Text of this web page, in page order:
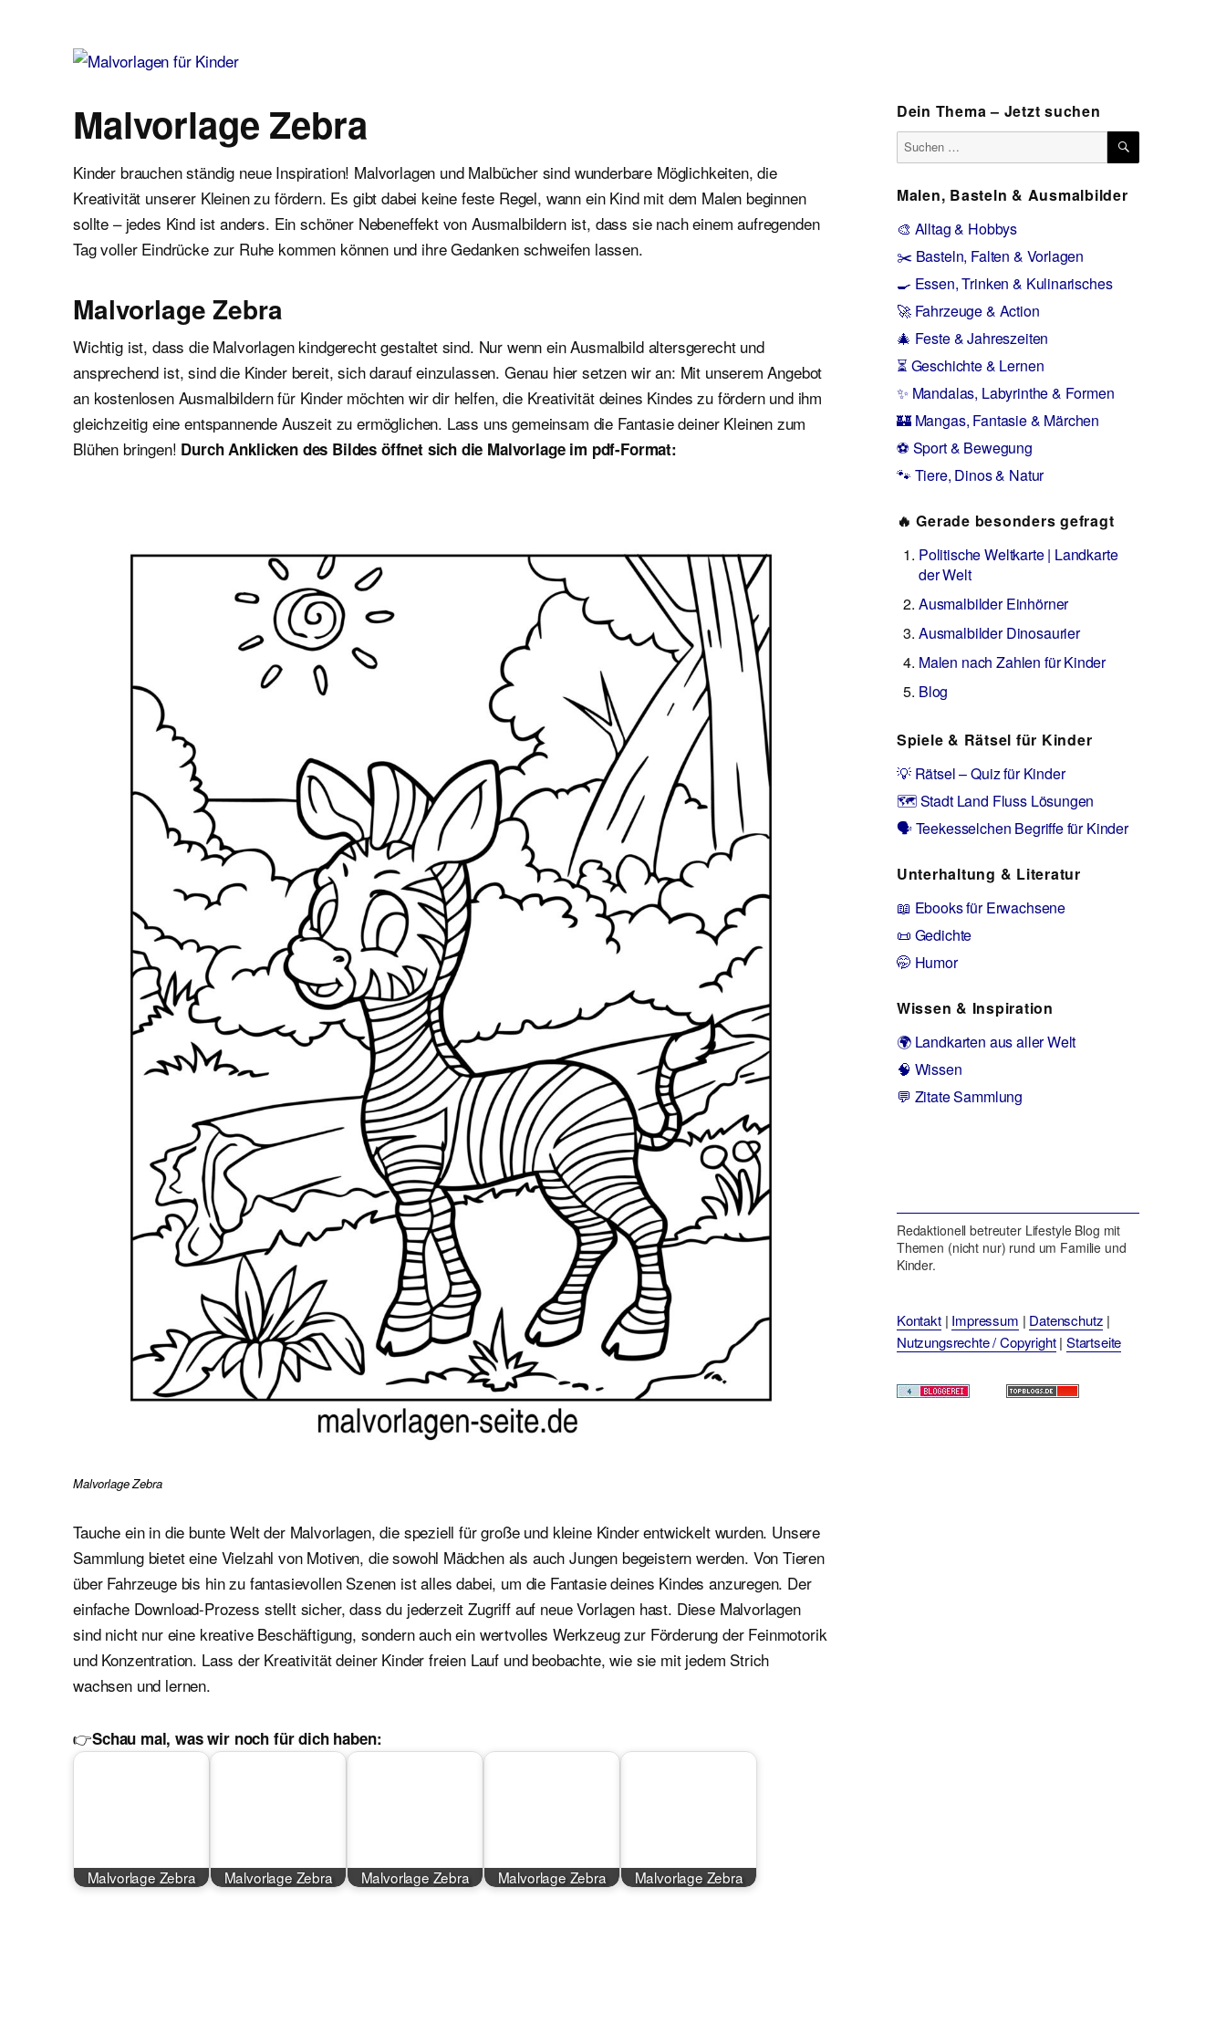
Malvorlage Zebra
Kinder brauchen ständig neue Inspiration! Malvorlagen und Malbücher sind wunderbare Möglichkeiten, die
Kreativität unserer Kleinen zu fördern. Es gibt dabei keine feste Regel, wann ein Kind mit dem Malen beginnen
sollte – jedes Kind ist anders. Ein schöner Nebeneffekt von Ausmalbildern ist, dass sie nach einem aufregenden
Tag voller Eindrücke zur Ruhe kommen können und ihre Gedanken schweifen lassen.
Malvorlage Zebra
Wichtig ist, dass die Malvorlagen kindgerecht gestaltet sind. Nur wenn ein Ausmalbild altersgerecht und
ansprechend ist, sind die Kinder bereit, sich darauf einzulassen. Genau hier setzen wir an: Mit unserem Angebot
an kostenlosen Ausmalbildern für Kinder möchten wir dir helfen, die Kreativität deines Kindes zu fördern und ihm
gleichzeitig eine entspannende Auszeit zu ermöglichen. Lass uns gemeinsam die Fantasie deiner Kleinen zum
Blühen bringen! Durch Anklicken des Bildes öffnet sich die Malvorlage im pdf-Format:
Malvorlage Zebra
Tauche ein in die bunte Welt der Malvorlagen, die speziell für große und kleine Kinder entwickelt wurden. Unsere
Sammlung bietet eine Vielzahl von Motiven, die sowohl Mädchen als auch Jungen begeistern werden. Von Tieren
über Fahrzeuge bis hin zu fantasievollen Szenen ist alles dabei, um die Fantasie deines Kindes anzuregen. Der
einfache Download-Prozess stellt sicher, dass du jederzeit Zugriff auf neue Vorlagen hast. Diese Malvorlagen
sind nicht nur eine kreative Beschäftigung, sondern auch ein wertvolles Werkzeug zur Förderung der Feinmotorik
und Konzentration. Lass der Kreativität deiner Kinder freien Lauf und beobachte, wie sie mit jedem Strich
wachsen und lernen.
👉Schau mal, was wir noch für dich haben:
Malvorlage Zebra Malvorlage Zebra Malvorlage Zebra Malvorlage Zebra Malvorlage Zebra
Dein Thema – Jetzt suchen
Suchen
nach:
SUCHEN
Malen, Basteln & Ausmalbilder
🎨 Alltag & Hobbys
✂️ Basteln, Falten & Vorlagen
🍳 Essen, Trinken & Kulinarisches
🚀 Fahrzeuge & Action
🎄 Feste & Jahreszeiten
⏳ Geschichte & Lernen
✨ Mandalas, Labyrinthe & Formen
🏰 Mangas, Fantasie & Märchen
⚽ Sport & Bewegung
🐾 Tiere, Dinos & Natur
🔥 Gerade besonders gefragt
Politische Weltkarte | Landkarte
der Welt
Ausmalbilder Einhörner
Ausmalbilder Dinosaurier
Malen nach Zahlen für Kinder
Blog
Spiele & Rätsel für Kinder
💡 Rätsel – Quiz für Kinder
🗺️ Stadt Land Fluss Lösungen
🗣️ Teekesselchen Begriffe für Kinder
Unterhaltung & Literatur
📖 Ebooks für Erwachsene
📜 Gedichte
🤭 Humor
Wissen & Inspiration
🌍 Landkarten aus aller Welt
🧠 Wissen
💬 Zitate Sammlung
Redaktionell betreuter Lifestyle Blog mit
Themen (nicht nur) rund um Familie und
Kinder.
Kontakt| Impressum | Datenschutz |
Nutzungsrechte / Copyright| Startseite